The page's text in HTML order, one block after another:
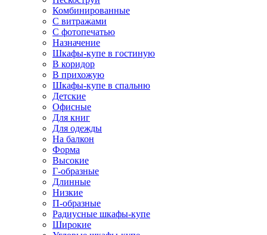
Комбинированные
С витражами
С фотопечатью
Назначение
Шкафы-купе в гостиную
В коридор
В прихожую
Шкафы-купе в спальню
Детские
Офисные
Для книг
Для одежды
На балкон
Форма
Высокие
Г-образные
Длинные
Низкие
П-образные
Радиусные шкафы-купе
Широкие